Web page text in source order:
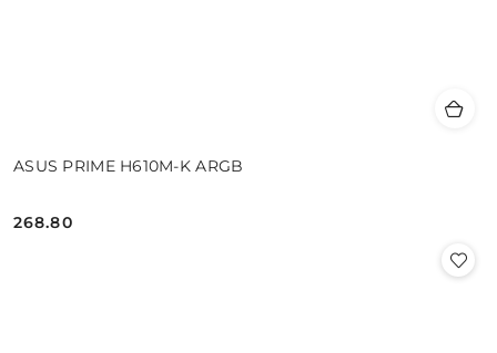
ASUS PRIME H610M-K ARGB
Cena:
268.80